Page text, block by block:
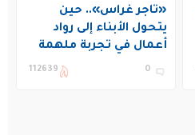
«تاجر غراس».. حين
يتحول الأبناء إلى رواد
أعمال في تجربة ملهمة
بنادي غراس الصيفي
0
112639